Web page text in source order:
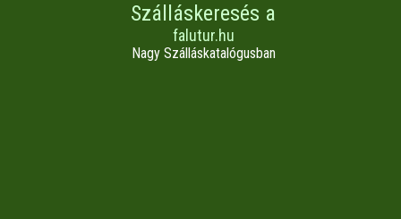
Szálláskeresés a
falutur.hu
Nagy Szálláskatalógusban